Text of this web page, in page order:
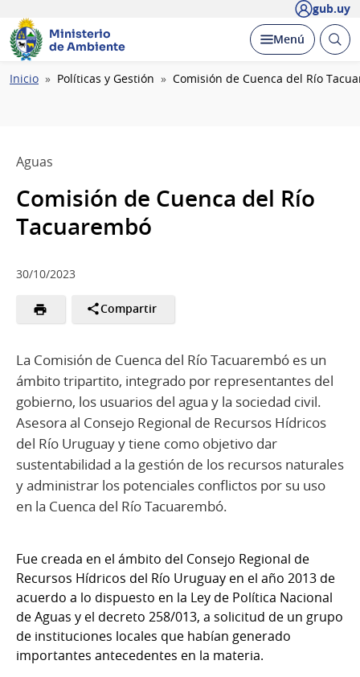
gub.uy
Ministerio
de Ambiente
Desplegar
Menú Abrir
Ruta
Inicio Políticas y Gestión Comisión de Cuenca del Río
Aguas
Comisión de Cuenca del Río
Tacuarembó
30/10/2023
Compartir
La Comisión de Cuenca del Río Tacuarembó es un
ámbito tripartito, integrado por representantes del
gobierno, los usuarios del agua y la sociedad civil.
Asesora al Consejo Regional de Recursos Hídricos
del Río Uruguay y tiene como objetivo dar
sustentabilidad a la gestión de los recursos naturales
y administrar los potenciales conflictos por su uso
en la Cuenca del Río Tacuarembó.
Fue creada en el ámbito del Consejo Regional de
Recursos Hídricos del Río Uruguay en el año 2013 de
acuerdo a lo dispuesto en la Ley de Política Nacional
de Aguas y el decreto 258/013, a solicitud de un grupo
de instituciones locales que habían generado
importantes antecedentes en la materia.